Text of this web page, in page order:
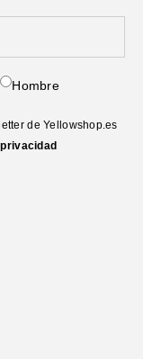
Hombre
de Yellowshop.es